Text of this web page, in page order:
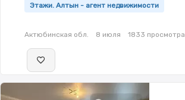
Этажи. Алтын - агент недвижимости
Актюбинская обл. 8 июля 1833 просмотра